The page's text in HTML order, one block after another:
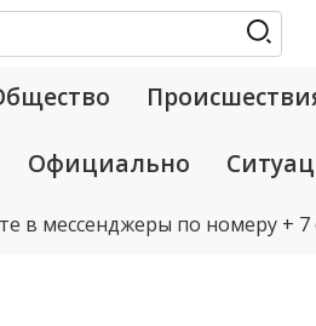
Официально
в мессенджеры по номеру + 7